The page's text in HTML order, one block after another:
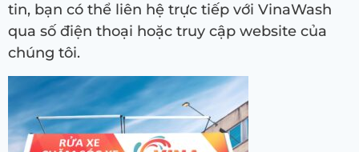
tin, bạn có thể liên hệ trực tiếp với VinaWash
qua số điện thoại hoặc truy cập website của
chúng tôi.